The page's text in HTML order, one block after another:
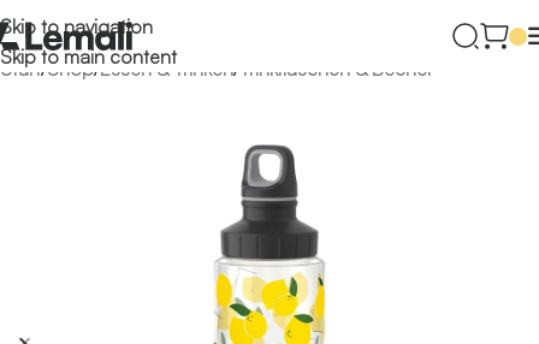
Skip to navigation
Skip to main content
Start/Shop/Essen & Trinken/ Trinkflaschen & Becher